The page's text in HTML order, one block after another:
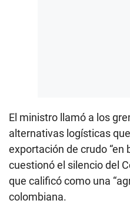
El ministro llamó a los
alternativas logísticas
exportación de crudo “en
cuestionó el silencio del
que calificó como una
colombiana.